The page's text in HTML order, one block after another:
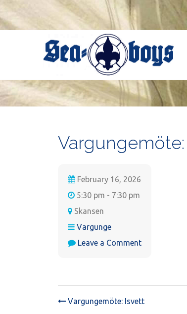
to
content
February 16, 2026
5:30 pm - 7:30 pm
Skansen
Vargunge
Leave a Commenton
inget
möte
POST
Vargungemöte: Isvett